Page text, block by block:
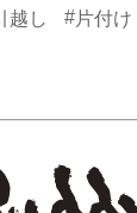
越し #片付け